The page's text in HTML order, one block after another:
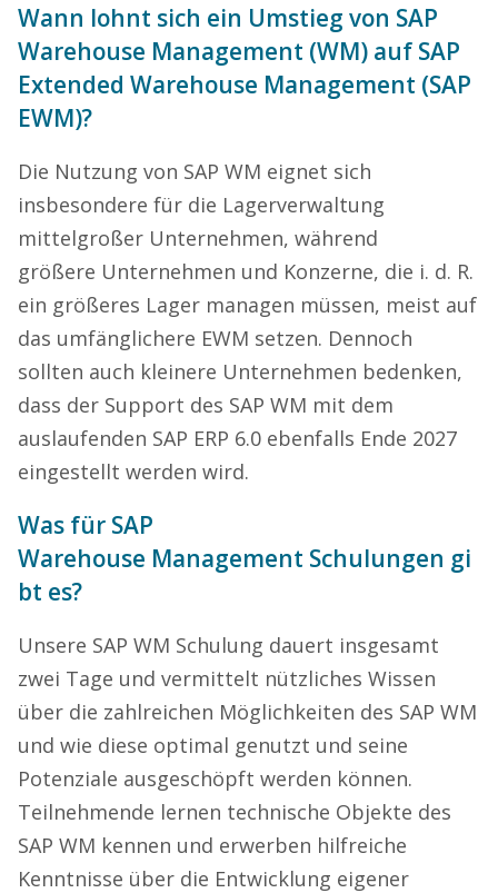
Wann lohnt sich ein Umstieg von SAP
Warehouse Management (WM) auf SAP
Extended Warehouse Management (SAP
EWM)?
Die Nutzung von SAP WM eignet sich
insbesondere für die Lagerverwaltung
mittelgroßer Unternehmen, während
größere Unternehmen und Konzerne, die i. d. R.
ein größeres Lager managen müssen, meist auf
das umfänglichere EWM setzen. Dennoch
sollten auch kleinere Unternehmen bedenken,
dass der Support des SAP WM mit dem
auslaufenden SAP ERP 6.0 ebenfalls Ende 2027
eingestellt werden wird.
Was für SAP
Warehouse Management Schulungen gi
bt es?
Unsere SAP WM Schulung dauert insgesamt
zwei Tage und vermittelt nützliches Wissen
über die zahlreichen Möglichkeiten des SAP WM
und wie diese optimal genutzt und seine
Potenziale ausgeschöpft werden können.
Teilnehmende lernen technische Objekte des
SAP WM kennen und erwerben hilfreiche
Kenntnisse über die Entwicklung eigener